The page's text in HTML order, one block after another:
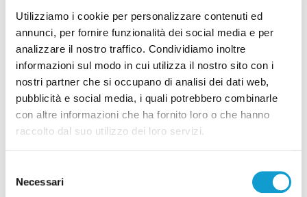
Utilizziamo i cookie per personalizzare contenuti ed
annunci, per fornire funzionalità dei social media e per
analizzare il nostro traffico. Condividiamo inoltre
informazioni sul modo in cui utilizza il nostro sito con i
nostri partner che si occupano di analisi dei dati web,
pubblicità e social media, i quali potrebbero combinarle
con altre informazioni che ha fornito loro o che hanno
raccolto dal suo utilizzo dei loro servizi.
delNecessari
Coppa Italia Serie C - Biglietti ancora bloccati
per il derby tra Pescara e Samb: decide il
Comitato sicurezza
di Pierluigi Dorotei